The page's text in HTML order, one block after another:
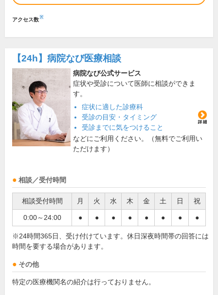
アクセス数※
【24h】 病院なび医療相談
病院なび公式サービス
症状や受診について医師に相談ができま
す。
症状に適した診療科
受診の目安・タイミング
受診までに気をつけること
などにご利用ください。（無料でご利用い
ただけます）
相談／受付時間
相談受付時間 月 火 水 木 金 土 日 祝
0:00～24:00 ● ● ● ● ● ● ● ●
※24時間365日、受け付けています。休日深夜時間帯の回答には
時間を要する場合があります。
その他
特定の医療機関名の紹介は行っておりません。